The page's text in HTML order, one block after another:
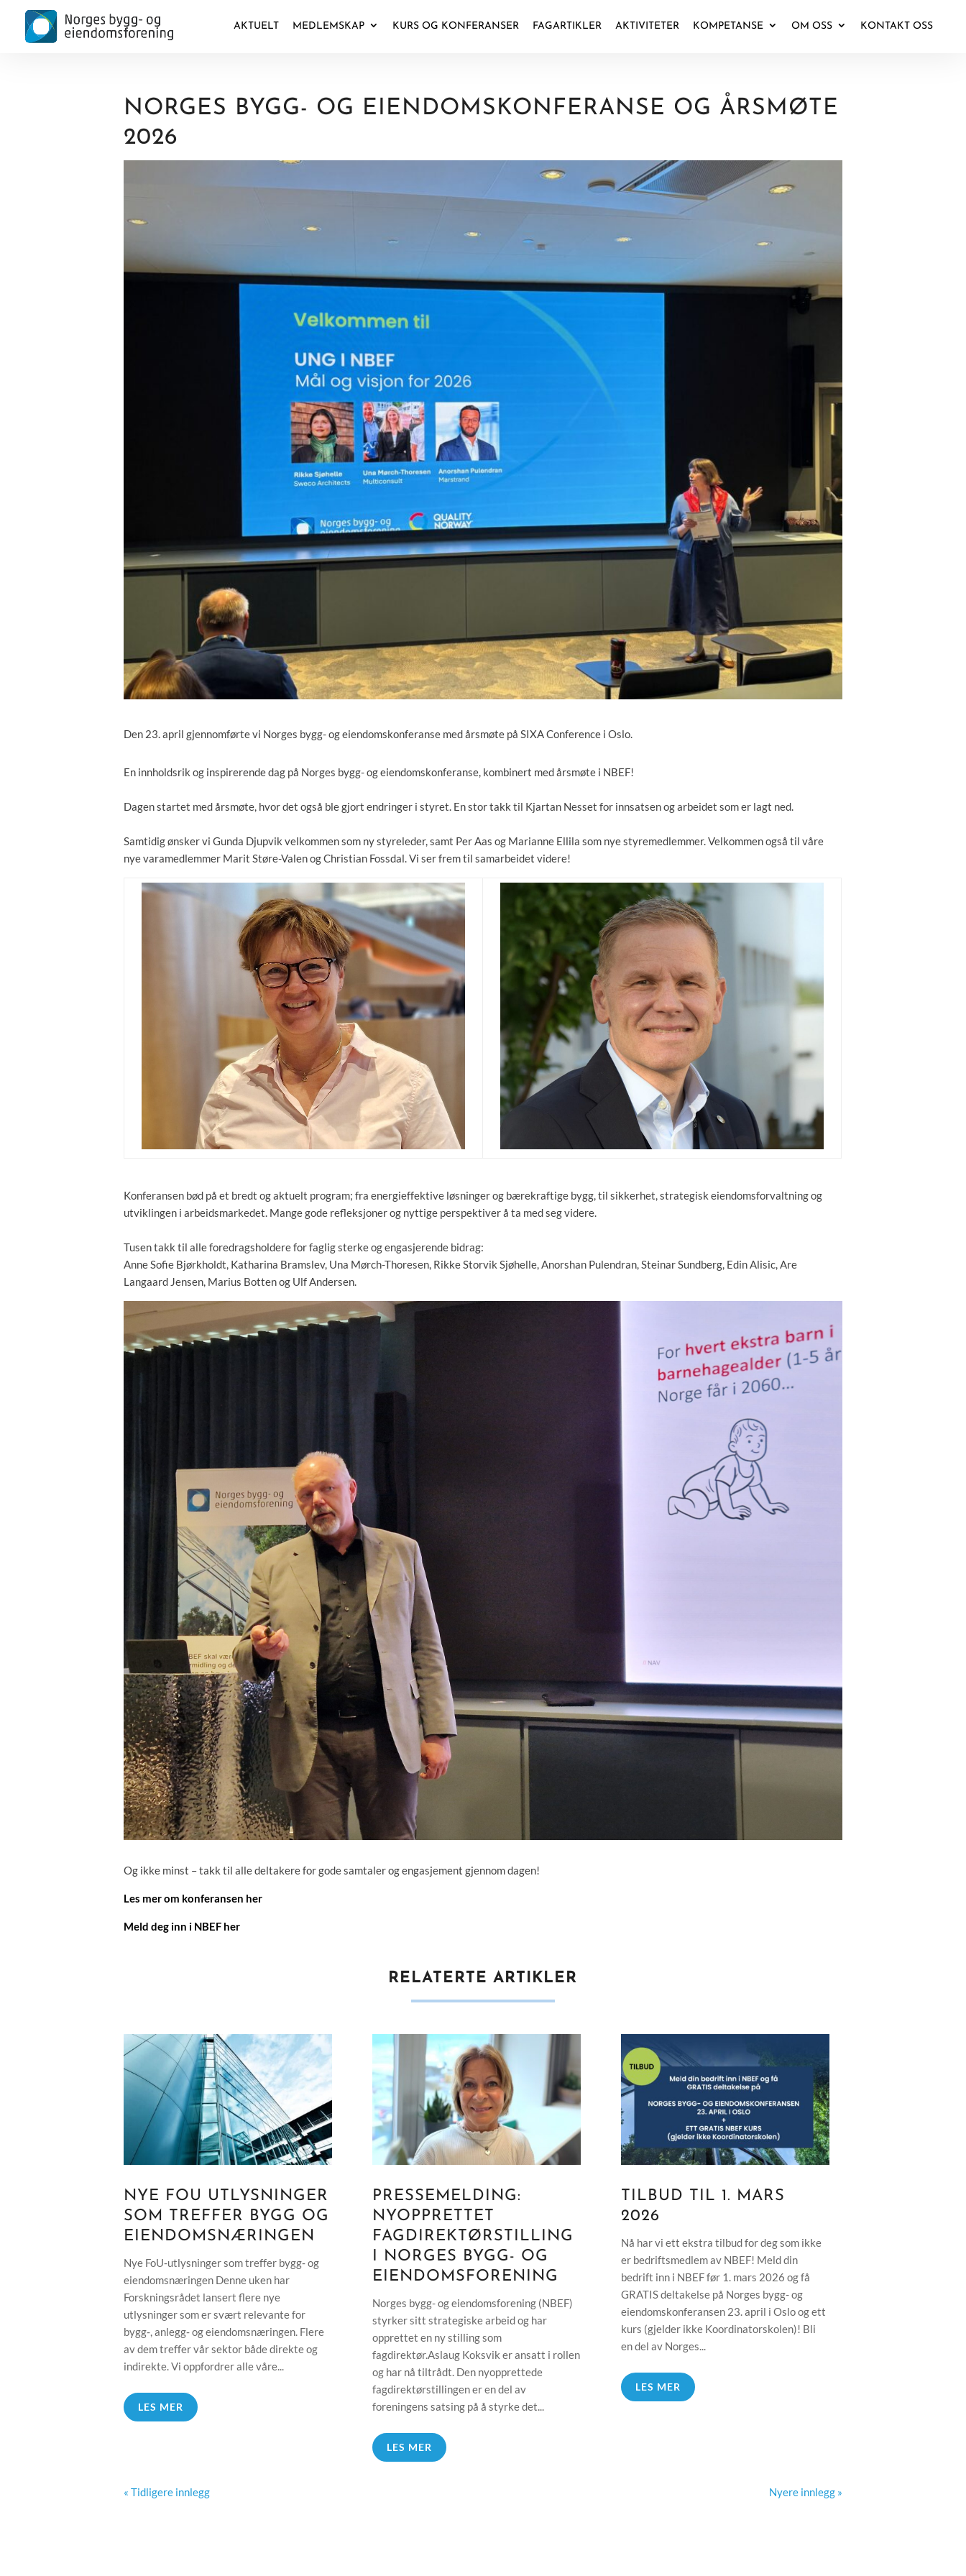
AKTUELT MEDLEMSKAP KURS OG KONFERANSER FAGARTIKLER AKTIVITETER KOMPETANSE OM OSS KONTAKT OSS
NORGES BYGG- OG EIENDOMSKONFERANSE OG ÅRSMØTE
2026
Den 23. april gjennomførte vi Norges bygg- og eiendomskonferanse med årsmøte på SIXA Conference i Oslo.
En innholdsrik og inspirerende dag på Norges bygg- og eiendomskonferanse, kombinert med årsmøte i NBEF!
Dagen startet med årsmøte, hvor det også ble gjort endringer i styret. En stor takk til Kjartan Nessetfor innsatsen og arbeidet som er lagt ned.
Samtidig ønsker vi Gunda Djupvikvelkommen som ny styreleder, samt Per Aas og Marianne Ellila som nye styremedlemmer. Velkommen også til våre
nye varamedlemmer Marit Støre-Valen og Christian Fossdal.Vi ser frem til samarbeidet videre!
Konferansen bød på et bredt og aktuelt program; fra energieffektive løsninger og bærekraftige bygg, til sikkerhet, strategisk eiendomsforvaltning og
utviklingen i arbeidsmarkedet. Mange gode refleksjoner og nyttige perspektiver å ta med seg videre.
Tusen takk til alle foredragsholdere for faglig sterke og engasjerende bidrag:
Anne Sofie Bjørkholdt, Katharina Bramslev, Una Mørch-Thoresen, Rikke Storvik Sjøhelle, Anorshan Pulendran, Steinar Sundberg, Edin Alisic, Are
Langaard Jensen, Marius Botten og Ulf Andersen.
Og ikke minst – takk til alle deltakere for gode samtaler og engasjement gjennom dagen!
Les mer om konferansen her
Meld deg inn i NBEF her
RELATERTE ARTIKLER
NYE FOU UTLYSNINGER
SOM TREFFER BYGG OG
EIENDOMSNÆRINGEN
Nye FoU‑utlysninger som treffer bygg‑ og
eiendomsnæringen Denne uken har
Forskningsrådet lansert flere nye
utlysninger som er svært relevante for
bygg‑, anlegg‑ og eiendomsnæringen. Flere
av dem treffer vår sektor både direkte og
indirekte. Vi oppfordrer alle våre...
LES MER
PRESSEMELDING:
NYOPPRETTET
FAGDIREKTØRSTILLING
I NORGES BYGG- OG
EIENDOMSFORENING
Norges bygg- og eiendomsforening (NBEF)
styrker sitt strategiske arbeid og har
opprettet en ny stilling som
fagdirektør.Aslaug Koksvik er ansatt i rollen
og har nå tiltrådt. Den nyopprettede
fagdirektørstillingen er en del av
foreningens satsing på å styrke det...
LES MER
TILBUD TIL 1. MARS
2026
Nå har vi ett ekstra tilbud for deg som ikke
er bedriftsmedlem av NBEF! Meld din
bedrift inn i NBEF før 1. mars 2026 og få
GRATIS deltakelse på Norges bygg- og
eiendomskonferansen 23. april i Oslo og ett
kurs (gjelder ikke Koordinatorskolen)! Bli
en del av Norges...
LES MER
« Tidligere innlegg Nyere innlegg »